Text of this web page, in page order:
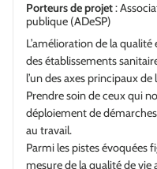
Porteurs de projet:
publique (ADeSP)
L’amélioration de la
des établissements
l’un des axes principaux
Prendre soin de ceux qui
déploiement de
au travail.
Parmi les pistes évoquées
mesure de la qualité de